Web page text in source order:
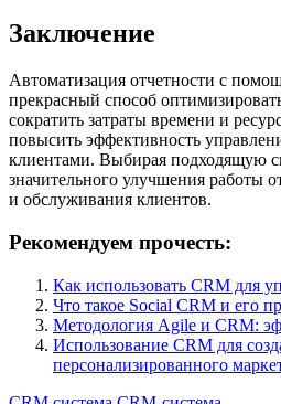
Заключение
Автоматизация отчетности с
прекрасный способ
сократить затраты времени и
повысить эффективность
клиентами. Выбирая подходящую
значительного улучшения работы
и обслуживания клиентов.
Рекомендуем прочесть:
Как использовать CRM для
Что такое Social CRM и его
Методология Agile и CRM:
Использование CRM для
персонализированного